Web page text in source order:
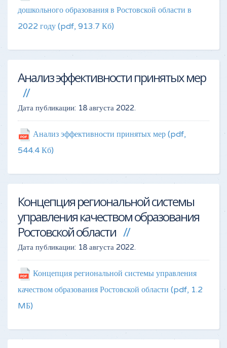
дошкольного образования в Ростовской области в
2022 году (pdf, 913.7 Кб)
Анализ эффективности принятых мер
Дата публикации: 18 августа 2022.
Анализ эффективности принятых мер (pdf,
544.4 Кб)
Концепция региональной системы
управления качеством образования
Ростовской области
Дата публикации: 18 августа 2022.
Концепция региональной системы управления
качеством образования Ростовской области (pdf, 1.2
MБ)